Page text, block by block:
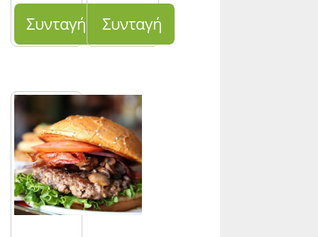
Συνταγή
πατάτα
Συνταγή